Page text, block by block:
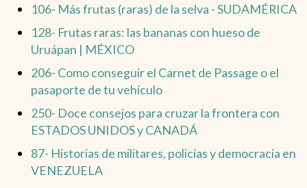
106- Más frutas (raras) de la selva - SUDAMÉRICA
128- Frutas raras: las bananas con hueso de
Uruápan | MÉXICO
206- Como conseguir el Carnet de Passage o el
pasaporte de tu vehículo
250- Doce consejos para cruzar la frontera con
ESTADOS UNIDOS y CANADÁ
87- Historias de militares, policías y democracia en
VENEZUELA